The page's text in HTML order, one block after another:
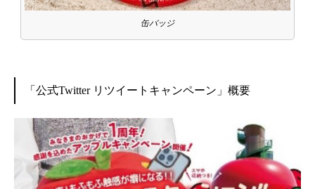
缶バッジ
「公式Twitter リツイートキャンペーン」概要